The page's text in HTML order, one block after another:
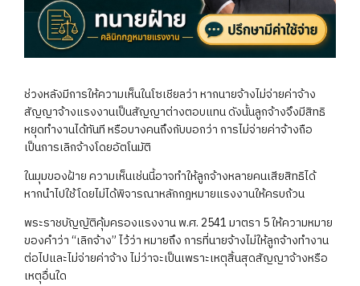
ช่วงหลังมีการให้ความเห็นในโซเชียลว่า หากนายจ้างไม่จ่ายค่าจ้าง
สัญญาจ้างแรงงานเป็นสัญญาต่างตอบแทน ดังนั้นลูกจ้างจึงมีสิทธิ
หยุดทำงานได้ทันที หรือบางคนถึงกับบอกว่า การไม่จ่ายค่าจ้างถือ
เป็นการเลิกจ้างโดยอัตโนมัติ
ในมุมของฝ้าย ความเห็นเช่นนี้อาจทำให้ลูกจ้างหลายคนเสียสิทธิได้
หากนำไปใช้โดยไม่ได้พิจารณาหลักกฎหมายแรงงานให้ครบถ้วน
พระราชบัญญัติคุ้มครองแรงงาน พ.ศ. 2541 มาตรา 5 ให้ความหมาย
ของคำว่า “เลิกจ้าง” ไว้ว่า หมายถึง การที่นายจ้างไม่ให้ลูกจ้างทำงาน
ต่อไปและไม่จ่ายค่าจ้าง ไม่ว่าจะเป็นเพราะเหตุสิ้นสุดสัญญาจ้างหรือ
เหตุอื่นใด